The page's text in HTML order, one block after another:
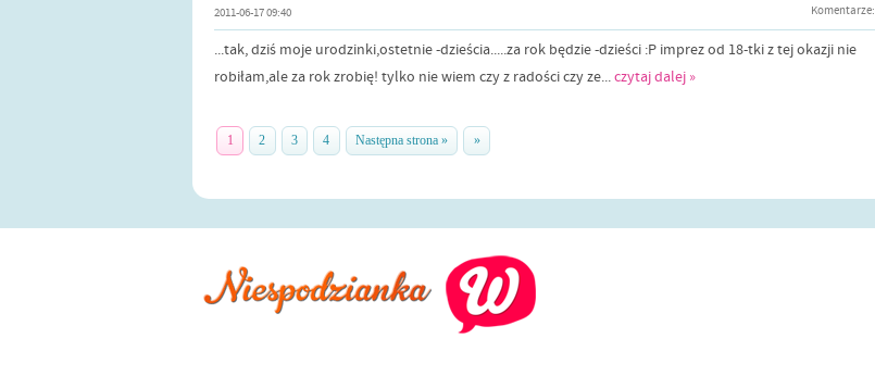
2011-06-17 09:40 Komentarze:
...tak, dziś moje urodzinki,ostetnie -dzieścia.....za rok będzie -dzieści :P imprez od 18-tki z tej okazji nie
robiłam,ale za rok zrobię! tylko nie wiem czy z radości czy ze...czytaj dalej »
1 2 3 4 Następna strona » »